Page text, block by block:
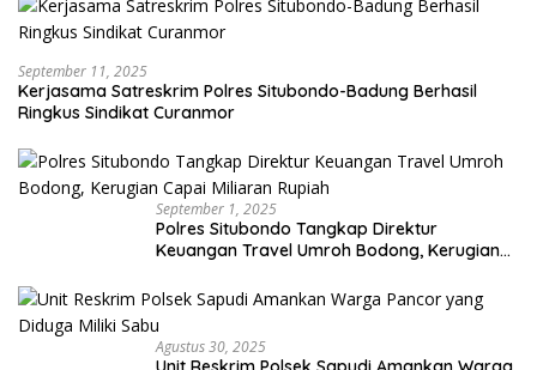
September 11, 2025
Kerjasama Satreskrim Polres Situbondo-Badung Berhasil
Ringkus Sindikat Curanmor
September 1, 2025
Polres Situbondo Tangkap Direktur
Keuangan Travel Umroh Bodong, Kerugian
Agustus 30, 2025